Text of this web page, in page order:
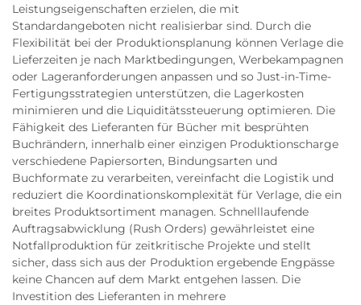
Leistungseigenschaften erzielen, die mit
Standardangeboten nicht realisierbar sind. Durch die
Flexibilität bei der Produktionsplanung können Verlage die
Lieferzeiten je nach Marktbedingungen, Werbekampagnen
oder Lageranforderungen anpassen und so Just-in-Time-
Fertigungsstrategien unterstützen, die Lagerkosten
minimieren und die Liquiditätssteuerung optimieren. Die
Fähigkeit des Lieferanten für Bücher mit besprühten
Buchrändern, innerhalb einer einzigen Produktionscharge
verschiedene Papiersorten, Bindungsarten und
Buchformate zu verarbeiten, vereinfacht die Logistik und
reduziert die Koordinationskomplexität für Verlage, die ein
breites Produktsortiment managen. Schnelllaufende
Auftragsabwicklung (Rush Orders) gewährleistet eine
Notfallproduktion für zeitkritische Projekte und stellt
sicher, dass sich aus der Produktion ergebende Engpässe
keine Chancen auf dem Markt entgehen lassen. Die
Investition des Lieferanten in mehrere